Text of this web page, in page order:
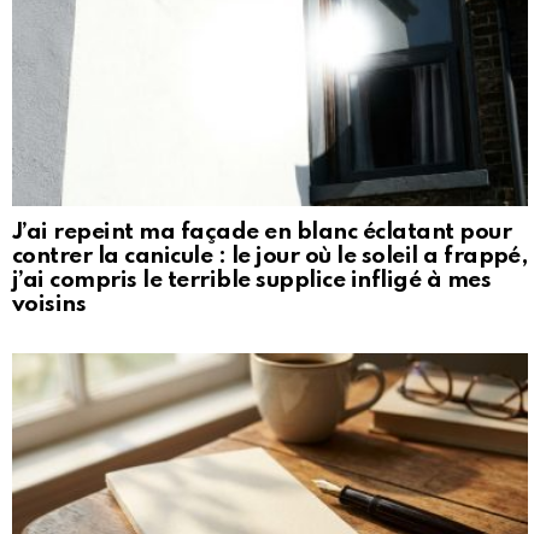
J’ai repeint ma façade en blanc éclatant pour
contrer la canicule : le jour où le soleil a frappé,
j’ai compris le terrible supplice infligé à mes
voisins